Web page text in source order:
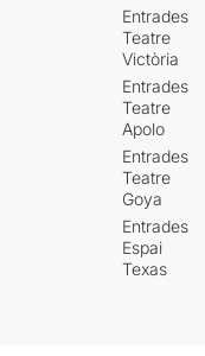
Entrades
Teatre
Victòria
Entrades
Teatre
Apolo
Entrades
Teatre
Goya
Entrades
Espai
Texas